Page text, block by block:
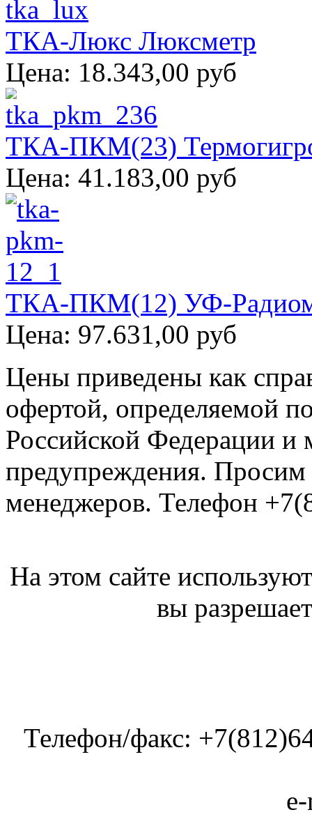
ТКА-Люкс Люксметр
Цена: 18.343,00 руб
ТКА-ПКМ(23)
Цена: 41.183,00 руб
ТКА-ПКМ(12) УФ-
Цена: 97.631,00 руб
Цены приведены как
офертой, определяемой
Российской Федерации и
предупреждения. Просим
менеджеров. Телефон
На этом сайте
вы
Телефон/факс: